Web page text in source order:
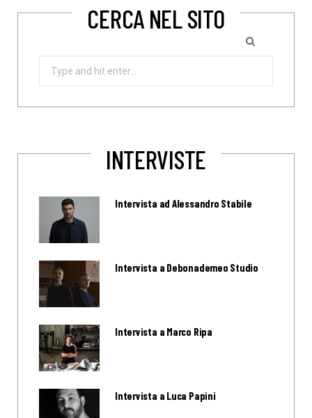
CERCA NEL SITO
INTERVISTE
Intervista ad Alessandro Stabile
Intervista a Debonademeo Studio
Intervista a Marco Ripa
Intervista a Luca Papini